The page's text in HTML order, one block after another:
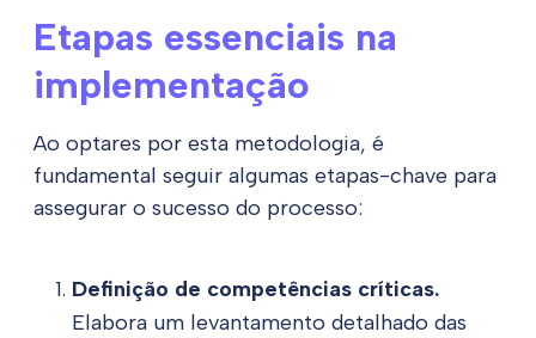
Etapas essenciais na
implementação
Ao optares por esta metodologia, é
fundamental seguir algumas etapas-chave para
assegurar o sucesso do processo:
Definição de competências críticas.
Elabora um levantamento detalhado das